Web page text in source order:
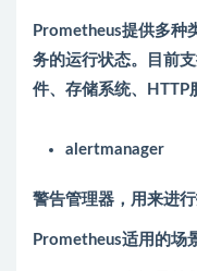
Prometheus提供多种
务的运行状态。目前
件、存储系统、HTTP
alertmanager
警告管理器，用来进行
Prometheus适用的场